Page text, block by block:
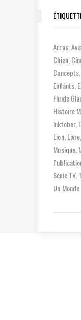
Arras
Chien
Concepts
Enfants
Fluide
Histoire
Inktober
Lion Livre
Musique
Série TV
Un